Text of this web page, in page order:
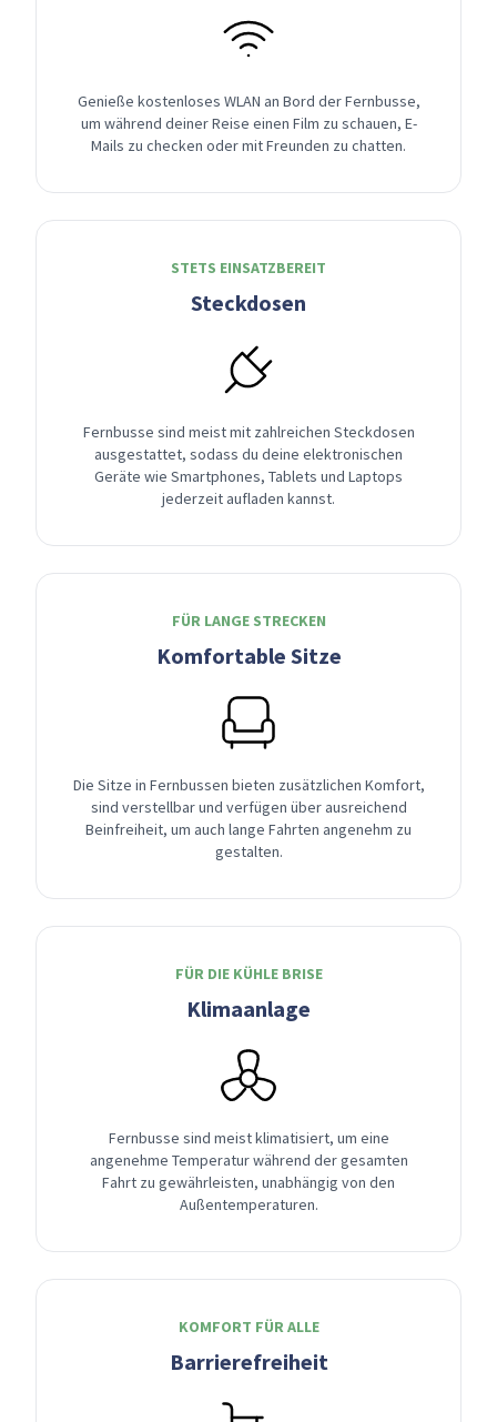
Genieße kostenloses WLAN an Bord der Fernbusse,
um während deiner Reise einen Film zu schauen, E-
Mails zu checken oder mit Freunden zu chatten.
STETS EINSATZBEREIT
Steckdosen
Fernbusse sind meist mit zahlreichen Steckdosen
ausgestattet, sodass du deine elektronischen
Geräte wie Smartphones, Tablets und Laptops
jederzeit aufladen kannst.
FÜR LANGE STRECKEN
Komfortable Sitze
Die Sitze in Fernbussen bieten zusätzlichen Komfort,
sind verstellbar und verfügen über ausreichend
Beinfreiheit, um auch lange Fahrten angenehm zu
gestalten.
FÜR DIE KÜHLE BRISE
Klimaanlage
Fernbusse sind meist klimatisiert, um eine
angenehme Temperatur während der gesamten
Fahrt zu gewährleisten, unabhängig von den
Außentemperaturen.
KOMFORT FÜR ALLE
Barrierefreiheit